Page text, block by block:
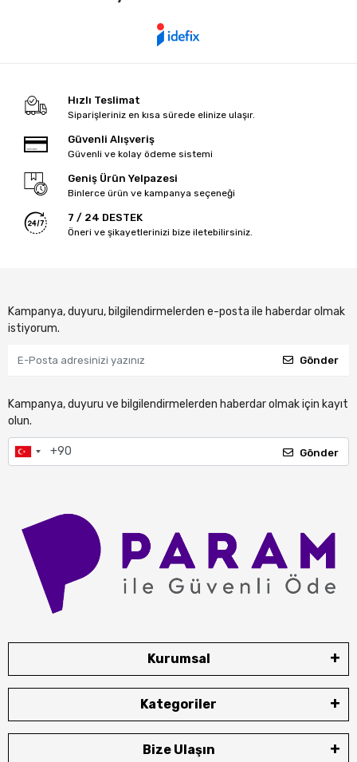
Hızlı Teslimat
Siparişleriniz en kısa sürede elinize ulaşır.
Güvenli Alışveriş
Güvenli ve kolay ödeme sistemi
Geniş Ürün Yelpazesi
Binlerce ürün ve kampanya seçeneği
7 / 24 DESTEK
Öneri ve şikayetlerinizi bize iletebilirsiniz.
Kampanya, duyuru, bilgilendirmelerden e-posta ile haberdar olmak
istiyorum.
Gönder
Kampanya, duyuru ve bilgilendirmelerden haberdar olmak için kayıt
olun.
Gönder
Kurumsal
Kategoriler
Bize Ulaşın